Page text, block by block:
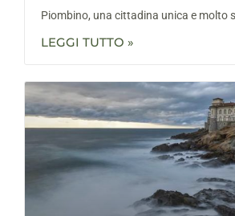
Piombino, una cittadina unica e molto
LEGGI TUTTO »